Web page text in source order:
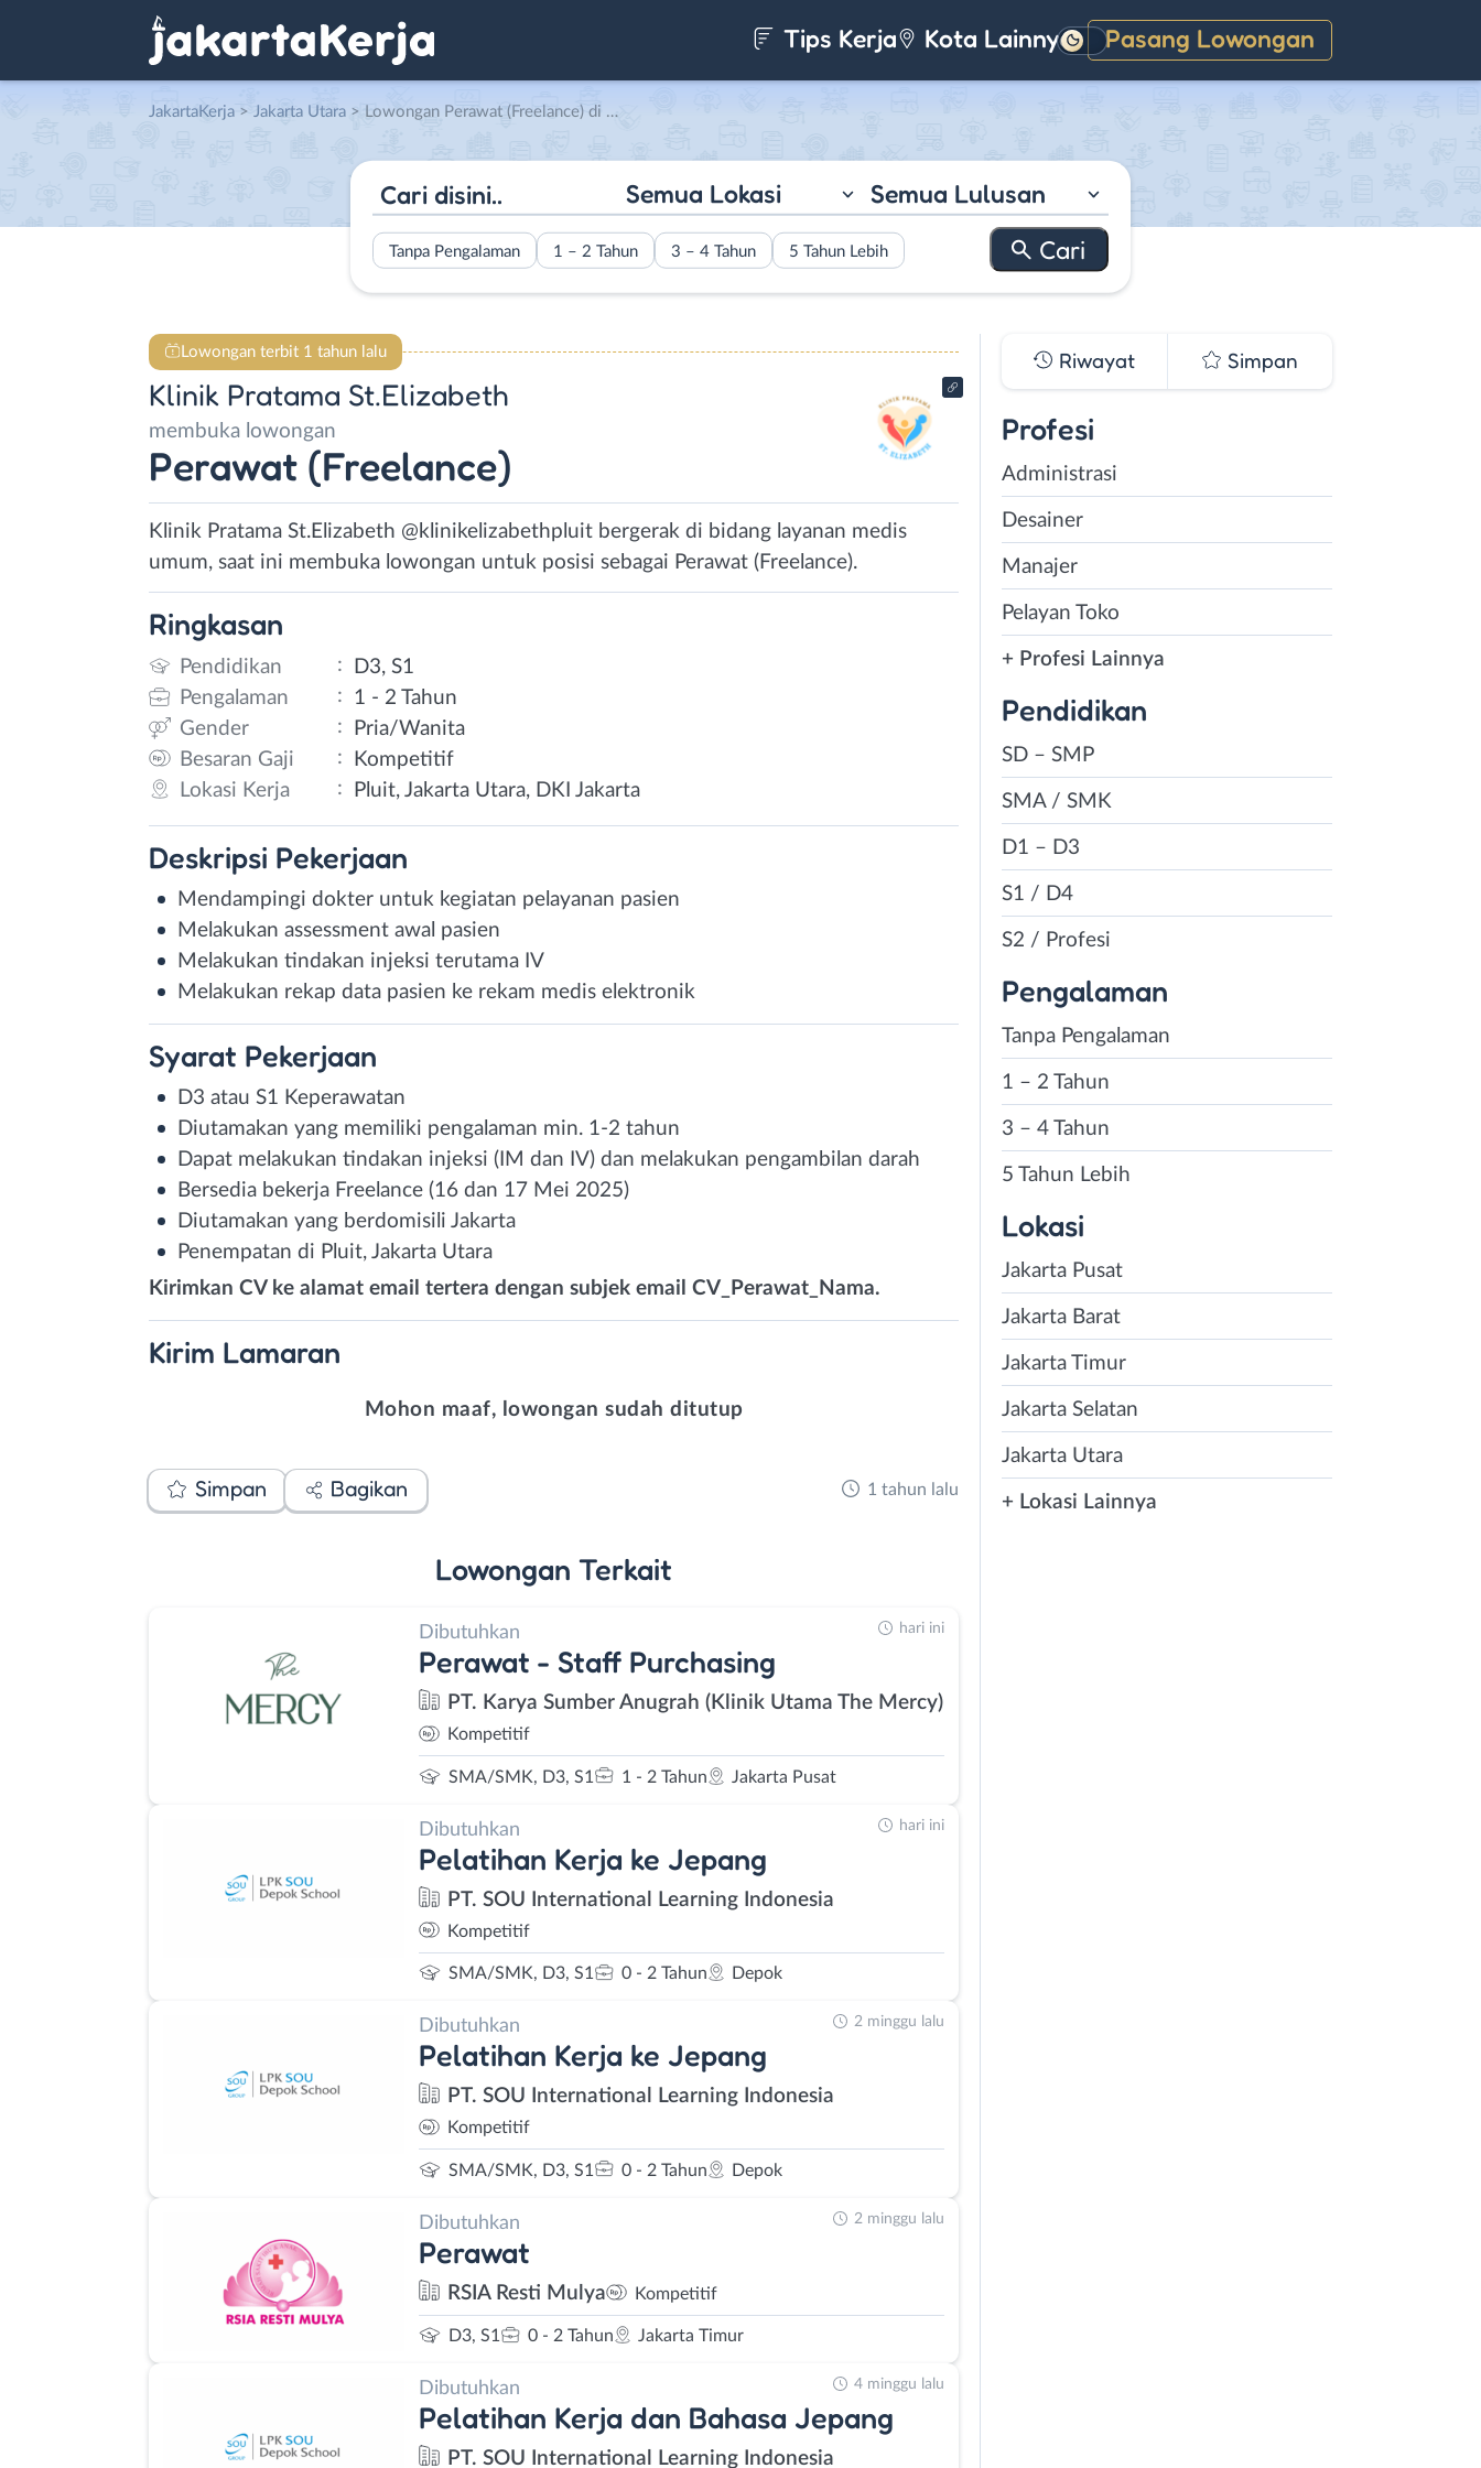
Tips Kerja Kota Lainnya Pasang Lowongan
Gelap
JakartaKerja > Jakarta Utara > Lowongan Perawat (Freelance) di Klinik Pratama St.Elizabeth
Semua Lokasi Semua Lulusan
Tanpa Pengalaman 1 – 2 Tahun 3 – 4 Tahun 5 Tahun Lebih
Lowongan terbit 1 tahun lalu
Klinik Pratama St.Elizabeth
membuka lowongan
Perawat (Freelance)
Klinik Pratama St.Elizabeth @klinikelizabethpluit bergerak di bidang layanan medis
umum, saat ini membuka lowongan untuk posisi sebagai Perawat (Freelance).
Ringkasan
Pendidikan :
D3, S1
Pengalaman
:
1 - 2 Tahun
Gender
:
Pria/Wanita
Besaran Gaji
:
Kompetitif
Lokasi Kerja
: Pluit, Jakarta Utara, DKI Jakarta
Deskripsi Pekerjaan
Mendampingi dokter untuk kegiatan pelayanan pasien
Melakukan assessment awal pasien
Melakukan tindakan injeksi terutama IV
Melakukan rekap data pasien ke rekam medis elektronik
Syarat Pekerjaan
D3 atau S1 Keperawatan
Diutamakan yang memiliki pengalaman min. 1-2 tahun
Dapat melakukan tindakan injeksi (IM dan IV) dan melakukan pengambilan darah
Bersedia bekerja Freelance (16 dan 17 Mei 2025)
Diutamakan yang berdomisili Jakarta
Penempatan di Pluit, Jakarta Utara
Kirimkan CV ke alamat email tertera dengan subjek email CV_Perawat_Nama.
Kirim Lamaran
Mohon maaf, lowongan sudah ditutup
Simpan Bagikan 1 tahun lalu
Lowongan Terkait
Dibutuhkan
Perawat - Staff Purchasing
PT. Karya Sumber Anugrah (Klinik Utama The Mercy)
Kompetitif
SMA/SMK, D3, S1 1 - 2 Tahun Jakarta Pusat
hari ini
Dibutuhkan
Pelatihan Kerja ke Jepang
PT. SOU International Learning Indonesia
Kompetitif
SMA/SMK, D3, S1 0 - 2 Tahun Depok
hari ini
Dibutuhkan
Pelatihan Kerja ke Jepang
PT. SOU International Learning Indonesia
Kompetitif
SMA/SMK, D3, S1 0 - 2 Tahun Depok
2 minggu lalu
Dibutuhkan
Perawat
RSIA Resti Mulya Kompetitif
D3, S1 0 - 2 Tahun Jakarta Timur
2 minggu lalu
Dibutuhkan
Pelatihan Kerja dan Bahasa Jepang
PT. SOU International Learning Indonesia
4 minggu lalu
Riwayat Simpan
Profesi
Administrasi
Desainer
Manajer
Pelayan Toko
+ Profesi Lainnya
Pendidikan
SD – SMP
SMA / SMK
D1 – D3
S1 / D4
S2 / Profesi
Pengalaman
Tanpa Pengalaman
1 – 2 Tahun
3 – 4 Tahun
5 Tahun Lebih
Lokasi
Jakarta Pusat
Jakarta Barat
Jakarta Timur
Jakarta Selatan
Jakarta Utara
+ Lokasi Lainnya